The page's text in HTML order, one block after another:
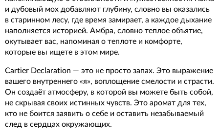
и дубовый мох добавляют глубину, словно вы оказались
в старинном лесу, где время замирает, а каждое дыхание
наполняется историей. Амбра, словно теплое объятие,
окутывает вас, напоминая о теплоте и комфорте,
которые вы ищете в этом мире.
Cartier Declaration — это не просто запах. Это выражение
вашего внутреннего «я», воплощение смелости и страсти.
Он создаёт атмосферу, в которой вы можете быть собой,
не скрывая своих истинных чувств. Это аромат для тех,
кто не боится заявить о себе и оставить незабываемый
след в сердцах окружающих.